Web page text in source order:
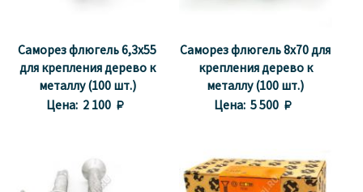
Саморез флюгель 6,3x55
для крепления дерево к
металлу (100 шт.)
Цена: 2 100 
Саморез флюгель 8x70 для
крепления дерево к
металлу (100 шт.)
Цена: 5 500 